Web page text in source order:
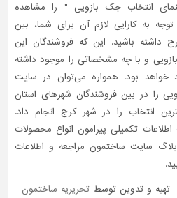
انتخاب جک بازویی " را مشاهده
توجه به کارایی لازم آن برای شما، بین
داشته باشید. این که فروشندگان این
و با چه مشخصاتی را موجود داشته
خواهد بود. همواره می‌توان در سایت
را در بین فروشندگان شهرهای استان
انتخاب را در شهر کرج انجام داد.
تکمیلی پیرامون انواع محصولات
سایت ساختمون مراجعه و اطلاعات
تهیه و تدوین توسط تحریریه ساختمون